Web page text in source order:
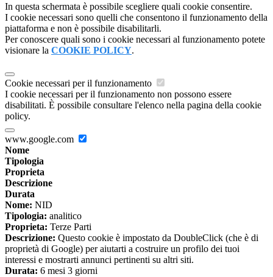
In questa schermata è possibile scegliere quali cookie consentire.
I cookie necessari sono quelli che consentono il funzionamento della
piattaforma e non è possibile disabilitarli.
Per conoscere quali sono i cookie necessari al funzionamento potete
visionare la COOKIE POLICY.
Cookie necessari per il funzionamento
I cookie necessari per il funzionamento non possono essere
disabilitati. È possibile consultare l'elenco nella pagina della cookie
policy.
www.google.com
Nome
Tipologia
Proprieta
Descrizione
Durata
Nome: NID
Tipologia: analitico
Proprieta: Terze Parti
Descrizione: Questo cookie è impostato da DoubleClick (che è di
proprietà di Google) per aiutarti a costruire un profilo dei tuoi
interessi e mostrarti annunci pertinenti su altri siti.
Durata: 6 mesi 3 giorni